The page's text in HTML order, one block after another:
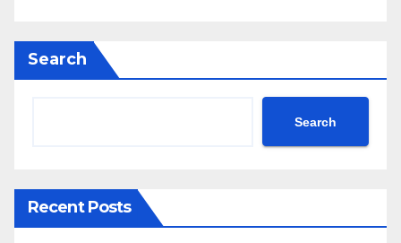
Search
Search
Recent Posts